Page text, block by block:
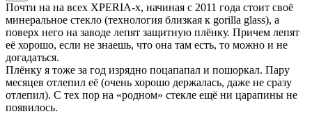
Почти на на всех XPERIA-х, начиная с 2011 года стоит своё
минеральное стекло (технология близкая к gorilla glass), а
поверх него на заводе лепят защитную плёнку. Причем лепят
её хорошо, если не знаешь, что она там есть, то можно и не
догадаться.
Плёнку я тоже за год изрядно поцапапал и пошоркал. Пару
месяцев отлепил её (очень хорошо держалась, даже не сразу
отлепил). С тех пор на «родном» стекле ещё ни царапины не
появилось.